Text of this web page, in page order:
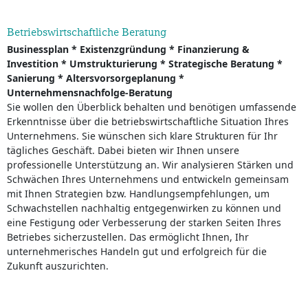
Betriebswirtschaftliche Beratung
Businessplan * Existenzgründung * Finanzierung &
Investition * Umstrukturierung * Strategische Beratung *
Sanierung * Altersvorsorgeplanung *
Unternehmensnachfolge-Beratung
Sie wollen den Überblick behalten und benötigen umfassende
Erkenntnisse über die betriebswirtschaftliche Situation Ihres
Unternehmens. Sie wünschen sich klare Strukturen für Ihr
tägliches Geschäft. Dabei bieten wir Ihnen unsere
professionelle Unterstützung an. Wir analysieren Stärken und
Schwächen Ihres Unternehmens und entwickeln gemeinsam
mit Ihnen Strategien bzw. Handlungsempfehlungen, um
Schwachstellen nachhaltig entgegenwirken zu können und
eine Festigung oder Verbesserung der starken Seiten Ihres
Betriebes sicherzustellen. Das ermöglicht Ihnen, Ihr
unternehmerisches Handeln gut und erfolgreich für die
Zukunft auszurichten.